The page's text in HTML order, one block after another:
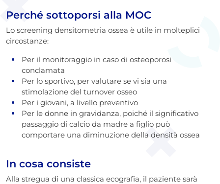
Perché sottoporsi alla MOC
Lo screening densitometria ossea è utile in molteplici
circostanze:
Per il monitoraggio in caso di osteoporosi
conclamata
Per lo sportivo, per valutare se vi sia una
stimolazione del turnover osseo
Per i giovani, a livello preventivo
Per le donne in gravidanza, poiché il significativo
passaggio di calcio da madre a figlio può
comportare una diminuzione della densità ossea
In cosa consiste
Alla stregua di una classica ecografia, il paziente sarà